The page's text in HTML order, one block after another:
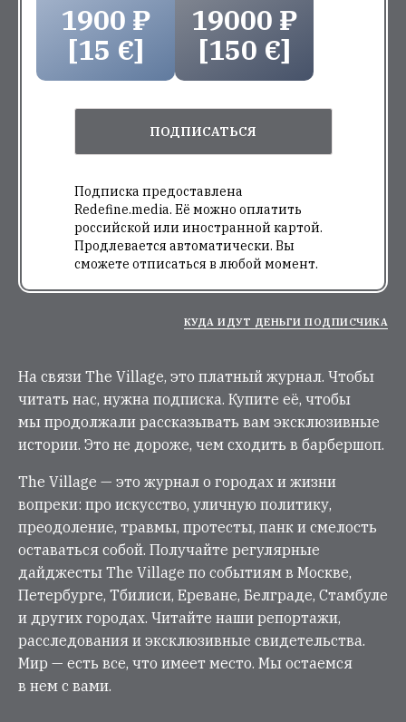
1900 ₽
[15 €]
19000 ₽
[150 €]
ПОДПИСАТЬСЯ
Подписка предоставлена
Redefine.media. Её можно оплатить
российской или иностранной картой.
Продлевается автоматически. Вы
сможете отписаться в любой момент.
КУДА ИДУТ ДЕНЬГИ ПОДПИСЧИКА
На связи The Village, это платный журнал. Чтобы
читать нас, нужна подписка. Купите её, чтобы
мы продолжали рассказывать вам эксклюзивные
истории. Это не дороже, чем сходить в барбершоп.
The Village — это журнал о городах и жизни
вопреки: про искусство, уличную политику,
преодоление, травмы, протесты, панк и смелость
оставаться собой. Получайте регулярные
дайджесты The Village по событиям в Москве,
Петербурге, Тбилиси, Ереване, Белграде, Стамбуле
и других городах. Читайте наши репортажи,
расследования и эксклюзивные свидетельства.
Мир — есть все, что имеет место. Мы остаемся
в нем с вами.